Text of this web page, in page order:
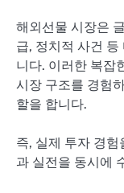
해외선물 시장은
급, 정치적 사건
니다. 이러한 복잡
시장 구조를 경험
할을 합니다.
즉, 실제 투자 경
과 실전을 동시에